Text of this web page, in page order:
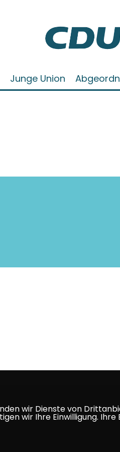
Junge Union
wir Dienste von
wir Ihre Einwilligung. Ihre